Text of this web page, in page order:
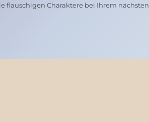
flauschigen Charaktere bei Ihrem nächsten